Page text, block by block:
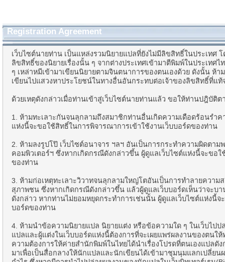
Registration Agreement
เว็บไซต์นายท่าน เป็นแหล่งรวมนิยายแปลที่ยังไม่มีลิขสิทธิ์ในประเทศ
ลิขสิทธิ์ของนิยายเรื่องนั้น ๆ จากต่างประเทศเข้ามาตีพิมพ์ในประเทศ
ๆ เหล่าหมีเข้ามาเขียนนิยายตามจินตนาการของตนเองด้วย ดังนั้น ห้
เขียนไปแสวงหาประโยชน์ในทางอื่นอันกระทบต่อเจ้าของลิขสิทธิ์ที่แท้
ด้วยเหตุดังกล่าวเมื่อท่านเข้าสู่เว็บไซต์นายท่านแล้ว ขอให้ท่านปฎิบัติ
1. ห้ามทะเลาะกันจนลุกลามถึงสมาชิกท่านอื่นเกิดความเดือดร้อนรำ
แห่งนี้จะขอใช้สิทธิ์ในการพิจารณาการเข้าใช้งานเว็บบอร์ดของท่าน
2. ห้ามลงรูปโป๊ เว็บไซต์อนาจาร ฯลฯ อันเป็นการกระทำความผิดตา
คอมพิวเตอร์ฯ ซึ่งหากเกิดกรณีดังกล่าวขึ้น ผู้ดูแลเว็บไซต์แห่งนี้จะขอ
ของท่าน
3. ห้ามก่อเหตุทะเลาะวิวาทจนลุกลามใหญ่โตอันเป็นการทำลายความ
สุภาพชน ซึ่งหากเกิดกรณีดังกล่าวขึ้น แล้วผู้ดูแลเว็บบอร์ดเห็นว่าจะ
ดังกล่าว หากท่านไม่ยอมหยุดกระทำการเช่นนั้น ผู้ดูแลเว็บไซต์แห่งนี้
บอร์ดของท่าน
4. ห้ามนำข้อความนิยายแปล นิยายแต่ง หรือข้อความใด ๆ ในเว็บไปป
แปลและผู้แต่งในเว็บบอร์ดแห่งนี้ต้องการที่จะเผยแพร่ผลงานของตนใ
ความต้องการให้ค่ายสำนักพิมพ์ในไทยได้นำเรื่องโปรดที่ตนเองแปลดั
มาเพื่อเป็นสื่อกลางให้นักแปลและนักเขียนได้เข้ามาชุมนุมแลกเปลี่ย